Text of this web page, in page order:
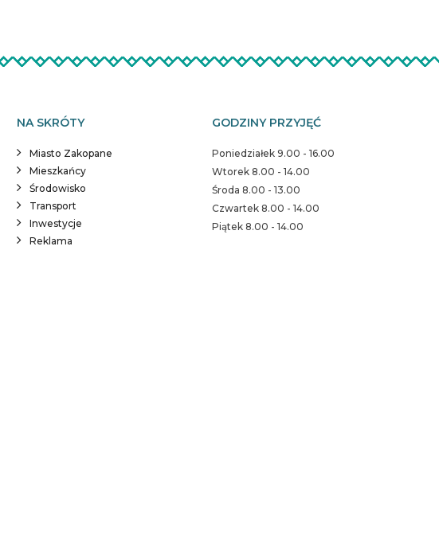
NA SKRÓTY
Miasto Zakopane
Mieszkańcy
Środowisko
Transport
Inwestycje
Reklama
GODZINY PRZYJĘĆ
Poniedziałek 9.00 - 16.00
Wtorek 8.00 - 14.00
Środa 8.00 - 13.00
Czwartek 8.00 - 14.00
Piątek 8.00 - 14.00